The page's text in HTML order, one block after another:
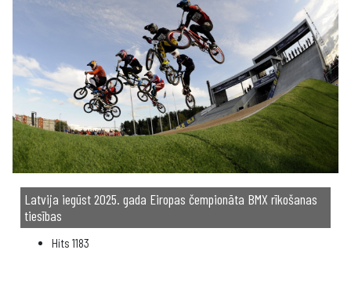
Latvija iegūst 2025. gada Eiropas čempionāta BMX rīkošanas
tiesības
Hits 1183